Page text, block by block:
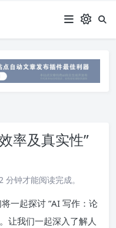
率及真实性”
钟才能阅读完成。
一起探讨 ”AI 写作：论
让我们一起深入了解人